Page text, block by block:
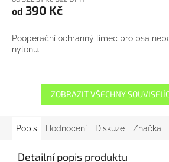
je
z
hvězdiček.
od 390 Kč
Pooperační ochranný límec pro psa
nylonu.
ZOBRAZIT VŠECHNY
Popis Hodnocení Diskuze Značka
Detailní popis produktu